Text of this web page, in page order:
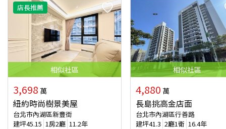
店長推薦
相似社區
3,698 萬
紐約時尚樹景美屋
台北市內湖區新豐街
建坪45.15 1房2廳 11.2年
相似社區
4,880 萬
長島挑高金店面
台北市內湖區行善路
建坪41.3 2廳1衛 16.4年